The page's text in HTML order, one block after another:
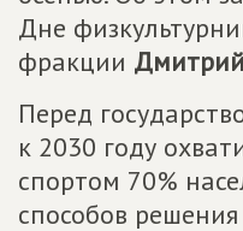
Дне
фракции Дмитрий
Перед
к 2030 году
спортом 70%
способов